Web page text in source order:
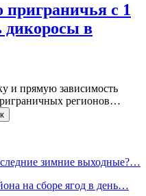
с 1
дикоросы в
и прямую зависимость
регионов…
зимние выходные?…
на сборе ягод в день…